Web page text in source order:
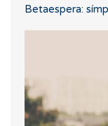
Betaespera: